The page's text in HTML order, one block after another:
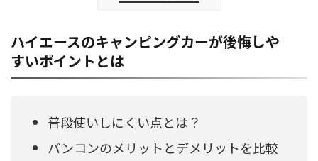
ハイエースのキャンピングカーが後悔しや
すいポイントとは
普段使いしにくい点とは？
バンコンのメリットとデメリットを比較